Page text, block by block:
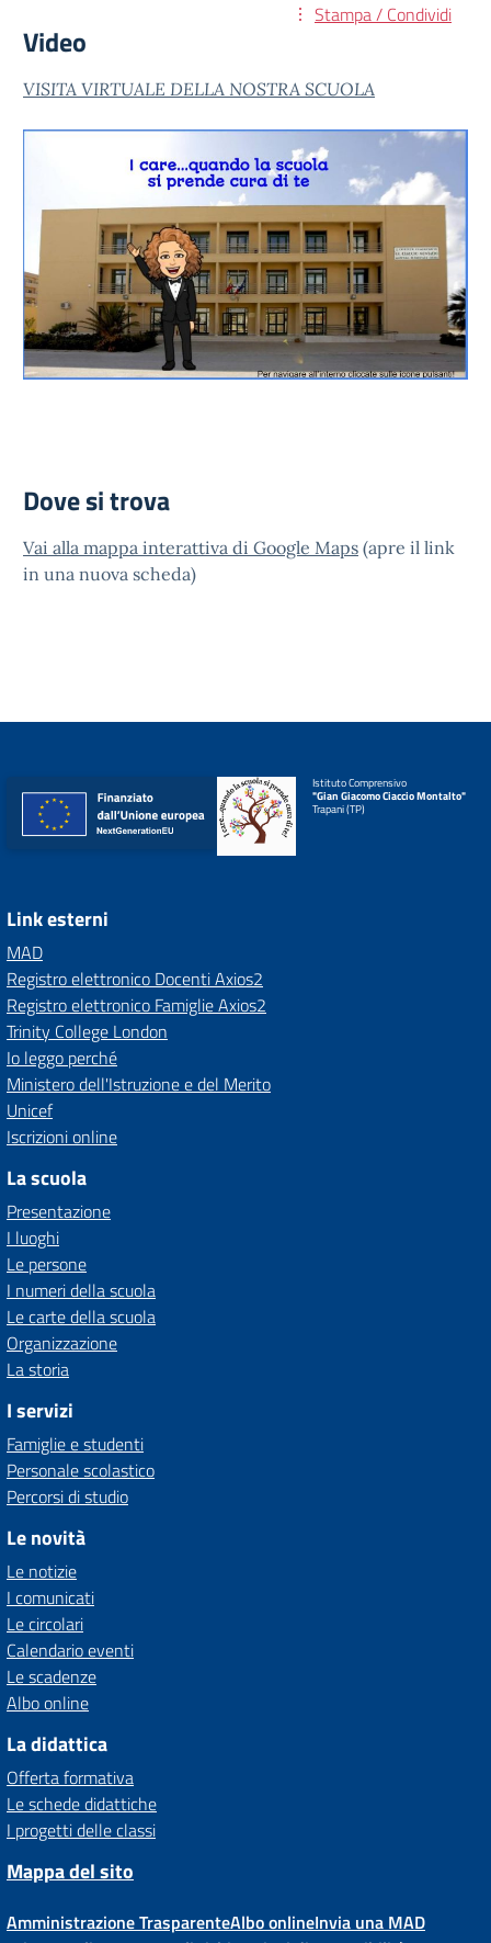
Stampa / Condividi
Video
VISITA VIRTUALE DELLA NOSTRA SCUOLA
Dove si trova
Vai alla mappa interattiva di Google Maps (apre il link
in una nuova scheda)
Istituto Comprensivo
"Gian Giacomo Ciaccio Montalto"
Trapani (TP)
Link esterni
MAD
Registro elettronico Docenti Axios2
Registro elettronico Famiglie Axios2
Trinity College London
Io leggo perché
Ministero dell'Istruzione e del Merito
Unicef
Iscrizioni online
La scuola
Presentazione
I luoghi
Le persone
I numeri della scuola
Le carte della scuola
Organizzazione
La storia
I servizi
Famiglie e studenti
Personale scolastico
Percorsi di studio
Le novità
Le notizie
I comunicati
Le circolari
Calendario eventi
Le scadenze
Albo online
La didattica
Offerta formativa
Le schede didattiche
I progetti delle classi
Mappa del sito
Amministrazione TrasparenteAlbo onlineInvia una MAD